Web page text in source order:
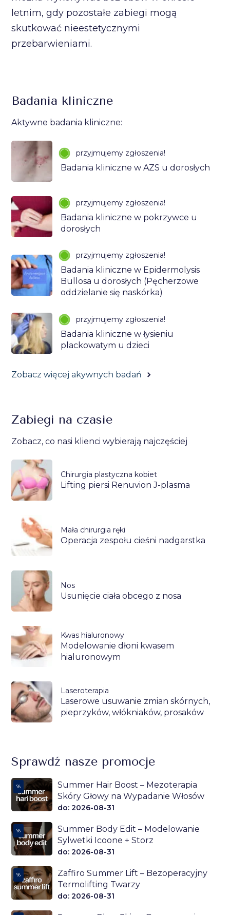
letnim, gdy pozostałe zabiegi mogą
skutkować nieestetycznymi
przebarwieniami.
Badania kliniczne
Aktywne badania kliniczne:
przyjmujemy zgłoszenia!
Badania kliniczne w AZS u dorosłych
przyjmujemy zgłoszenia!
Badania kliniczne w pokrzywce u
dorosłych
przyjmujemy zgłoszenia!
Badania kliniczne w Epidermolysis
Bullosa u dorosłych (Pęcherzowe
oddzielanie się naskórka)
przyjmujemy zgłoszenia!
Badania kliniczne w łysieniu
plackowatym u dzieci
Zobacz więcej akywnych badań
Zabiegi na czasie
Zobacz, co nasi klienci wybierają najczęściej
Chirurgia plastyczna kobiet
Lifting piersi Renuvion J-plasma
Mała chirurgia ręki
Operacja zespołu cieśni nadgarstka
Nos
Usunięcie ciała obcego z nosa
Kwas hialuronowy
Modelowanie dłoni kwasem
hialuronowym
Laseroterapia
Laserowe usuwanie zmian skórnych,
pieprzyków, włókniaków, prosaków
Sprawdź nasze promocje
%
Summer Hair Boost – Mezoterapia
Skóry Głowy na Wypadanie Włosów
do: 2026-08-31
%
Summer Body Edit – Modelowanie
Sylwetki Icoone + Storz
do: 2026-08-31
%
Zaffiro Summer Lift – Bezoperacyjny
Termolifting Twarzy
do: 2026-08-31